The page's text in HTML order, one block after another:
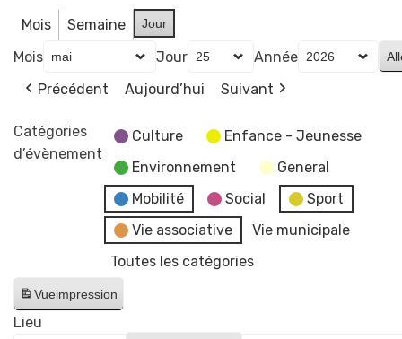
Mois Semaine Jour
Mois Jour
Année
Précédent
Aujourd’hui Suivant
Catégories
d’évènement
Culture
Enfance - Jeunesse
Environnement
General
Mobilité
Social
Sport
Vie associative
Vie municipale
Toutes les catégories
Vueimpression
Lieu